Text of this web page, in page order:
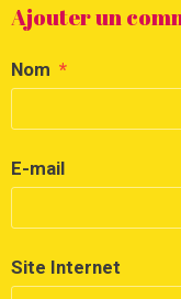
Ajouter un
Nom
E-mail
Site Internet